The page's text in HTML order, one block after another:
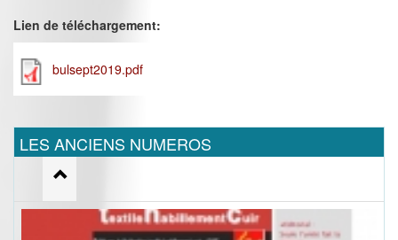
Lien de téléchargement:
bulsept2019.pdf
LES ANCIENS NUMEROS